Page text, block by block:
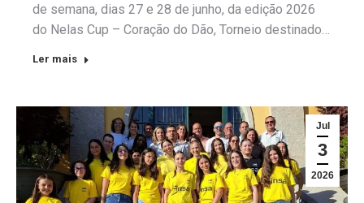
de semana, dias 27 e 28 de junho, da edição 2026
do Nelas Cup – Coração do Dão, Torneio destinado…
Ler mais
Jul
3
2026